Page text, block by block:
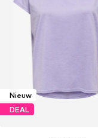
Nieuw
DEAL